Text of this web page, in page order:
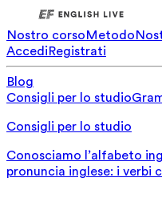
Nostro corsoMetodo
AccediRegistrati
Blog
Consigli per lo studio
Consigli per lo studio
Conosciamo l’alfabeto
pronuncia inglese: i verbi